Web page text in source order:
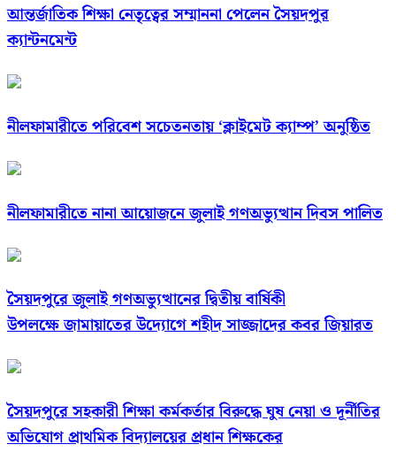
আন্তর্জাতিক শিক্ষা নেতৃত্বের সম্মাননা পেলেন সৈয়দপুর
ক্যান্টনমেন্ট
নীলফামারীতে পরিবেশ সচেতনতায় ‘ক্লাইমেট ক্যাম্প’ অনুষ্ঠিত
নীলফামারীতে নানা আয়োজনে জুলাই গণঅভ্যুত্থান দিবস পালিত
সৈয়দপুরে জুলাই গণঅভ্যুত্থানের দ্বিতীয় বার্ষিকী
উপলক্ষে জামায়াতের উদ্যোগে শহীদ সাজ্জাদের কবর জিয়ারত
সৈয়দপুরে সহকারী শিক্ষা কর্মকর্তার বিরুদ্ধে ঘুষ নেয়া ও দূর্নীতির
অভিযোগ প্রাথমিক বিদ্যালয়ের প্রধান শিক্ষকের